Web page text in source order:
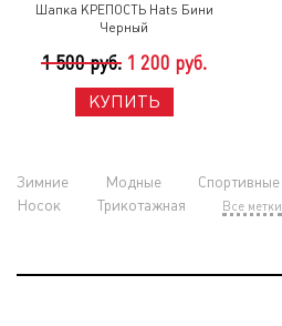
Шапка КРЕПОСТЬ Hats Бини
Черный
1 500 руб. 1 200 руб.
КУПИТЬ
Зимние Модные Спортивные
Носок
Трикотажная Все метки